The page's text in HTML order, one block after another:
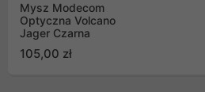
Mysz Modecom
Optyczna Volcano
Jager Czarna
105,00 zł